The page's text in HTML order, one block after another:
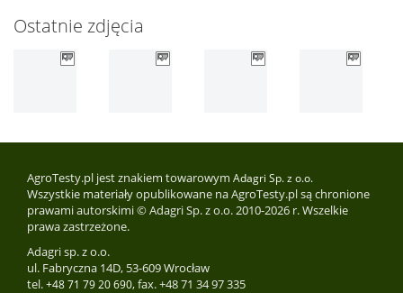
Ostatnie zdjęcia
AgroTesty.pl jest znakiem towarowym Adagri Sp. z o.o.
Wszystkie materiały opublikowane na AgroTesty.pl są chronione
prawami autorskimi © Adagri Sp. z o.o. 2010-2026 r. Wszelkie
prawa zastrzeżone.
Adagri sp. z o.o.
ul. Fabryczna 14D, 53-609 Wrocław
tel.+48 71 79 20 690, fax. +48 71 34 97 335